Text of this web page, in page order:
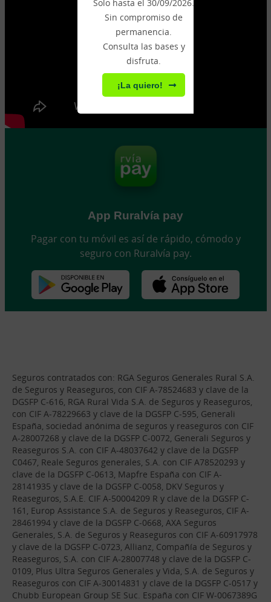
App Ruralvía pay
Pagar con tu móvil es así de rápido, cómodo y
seguro con Ruralvía pay.
Seguros contratados con: RGA Seguros Generales Rural S.A.
de Seguros y Reaseguros, con CIF A-78524683 y clave de la
DGSFP C-616, RGA Rural Vida S.A. de Seguros y Reaseguros,
con CIF A-78229663 y clave de la DGSFP C-595, Generali
España, sociedad anónima de seguros y reaseguros con CIF
A-28007268 y clave de la DGSFP C-0072, Generali Seguros y
Reaseguros S.A. con CIF A-48037642 y clave de la DGSFP
C0467, Reale Seguros generales, S.A. con CIF A78520293 y
clave de la DGSFP C-0613, Mapfre España con CIF A-
28141935 y clave de la DGSFP C-0058, DKV Seguros y
Reaseguros, S.A.E. CIF A-50004209 R y clave de la DGSFP C-
161, Europ Assistance S.A. de Seguros y Reaseguros, CIF A-
28461994 y clave de la DGSFP C-0668, AXA Seguros
Generales, S.A. de Seguros y Reaseguros con CIF A-60917978
y clave de la DGSFP C-0723, Allianz, Compañía de Seguros y
Reaseguros, S.A. con CIF A-28007748 y clave de la DGSFP C-
0109, Plus Ultra Seguros Generales y Vida, S.A. de Seguros y
Reaseguros con CIF A-30014831 y clave de la DGSFP C-0517 y
Chubb European Group SE Suc. España con CIF W-0067389G
Solo hasta el 30/09/2026.
Sin compromiso de
permanencia.
Consulta las bases y
disfruta.
¡La quiero!